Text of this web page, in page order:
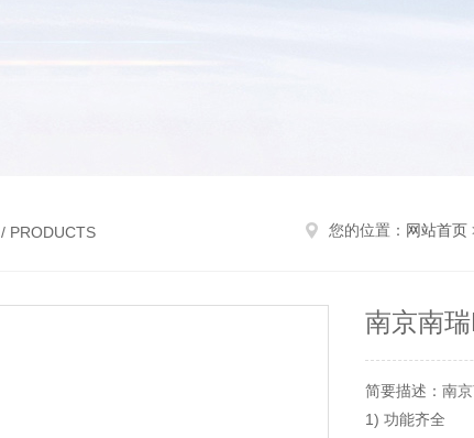
/ PRODUCTS 您的位置： 网站首页
南京南
简要描述：南
1) 功能齐全